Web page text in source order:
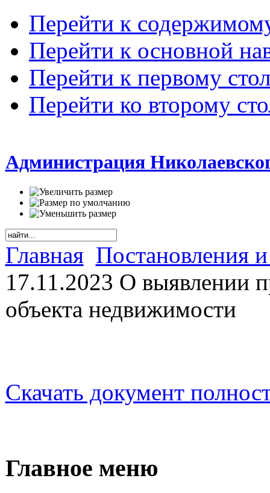
Перейти к
Перейти к основной
Перейти к первому
Перейти ко второму
Администрация
Главная Постановления
17.11.2023 О выявлении
объекта недвижимости
Скачать документ
Главное меню